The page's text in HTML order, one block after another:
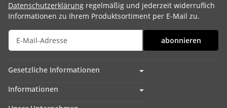
Datenschutzerklärung regelmäßig und jederzeit widerruflich
Informationen zu Ihrem Produktsortiment per E-Mail zu.
abonnieren
Gesetzliche Informationen
Informationen